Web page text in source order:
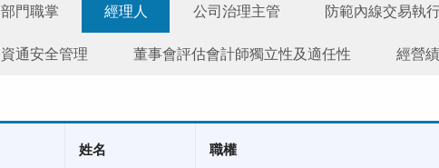
部門職掌 經理人 公司治理主管 防範內線交易執
資通安全管理 董事會評估會計師獨立性及適任性 經營
姓名 職權